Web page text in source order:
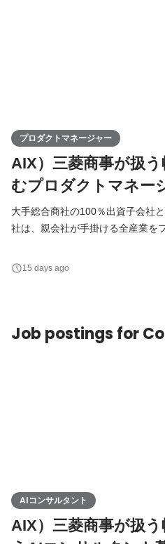
プロダクトマネージャー
AIX）三菱商事が扱
むプロダクトマネー
大手総合商社の100％出資子会社
社は、親会社が手掛ける全産業を
ロダクトマネージャーとしてご活
15 days ago
Job postings for
AIコンサルタント
AIX）三菱商事が扱